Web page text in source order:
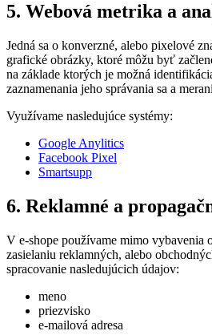
5. Webová metrika a
Jedná sa o konverzné, alebo pixelové
grafické obrázky, ktoré môžu byť
na základe ktorých je možná
zaznamenania jeho správania sa a
Využívame nasledujúce systémy:
Google Anylitics
Facebook Pixel
Smartsupp
6. Reklamné a
V e-shope používame mimo vybavenia
zasielaniu reklamných, alebo
spracovanie nasledujúcich údajov:
meno
priezvisko
e-mailová adresa